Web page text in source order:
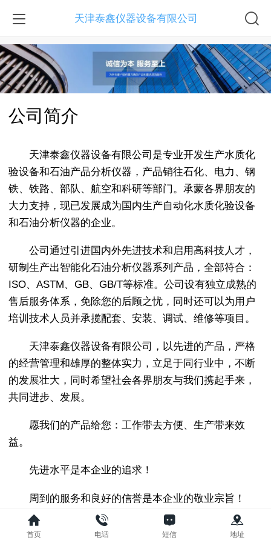
天津泰鑫仪器设备有限公司
公司简介
天津泰鑫仪器设备有限公司是专业开发生产水质化
验设备和石油产品分析仪器，产品销往石化、电力、钢
铁、铁路、部队、航空和科研等部门。承蒙各界朋友的
大力支持，现已发展成为国内生产自动化水质化验设备
和石油分析仪器的企业。
公司通过引进国内外先进技术和启用高科技人才，
研制生产出智能化石油分析仪器系列产品，全部符合：
ISO、ASTM、GB、GB/T等标准。公司设有独立成熟的
售后服务体系，免除您的后顾之忧，同时还可以为用户
培训技术人员并承揽配套、安装、调试、维修等项目。
天津泰鑫仪器设备有限公司，以先进的产品，严格
的经营管理和雄厚的整体实力，立足于同行业中，不断
的发展壮大，同时希望社会各界朋友与我们携起手来，
共同进步、发展。
愿我们的产品给您：工作带去方便、生产带来效
益。
先进水平是本企业的追求！
周到的服务和良好的信誉是本企业的敬业宗旨！
首页 电话 短信 地址